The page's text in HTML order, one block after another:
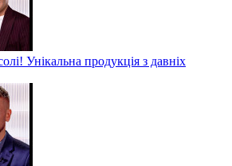
Унікальна продукція з давніх